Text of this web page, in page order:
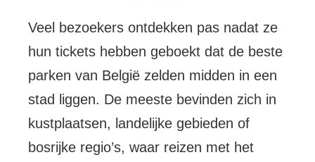
Veel bezoekers ontdekken pas nadat ze
hun tickets hebben geboekt dat de beste
parken van België zelden midden in een
stad liggen. De meeste bevinden zich in
kustplaatsen, landelijke gebieden of
bosrijke regio’s, waar reizen met het